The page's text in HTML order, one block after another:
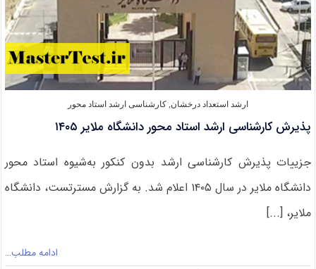
ارشد استعداد درخشان, کارشناسی ارشد استاد محور
پذیرش کارشناسی ارشد استاد محور دانشگاه ملایر ۱۴۰۵
جزییات پذیرش کارشناسی ارشد بدون کنکور به‌شیوه استاد محور
دانشگاه ملایر در سال ۱۴۰۵ اعلام شد. به گزارش مسترتست، دانشگاه
ملایر، [...]
ادامه مطلب…